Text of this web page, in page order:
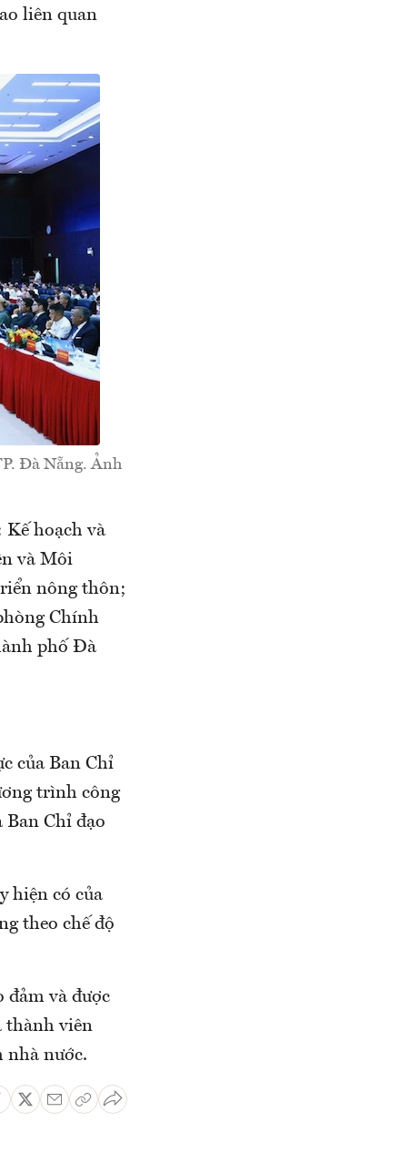
liên quan
Đà Nẵng. Ảnh
Kế hoạch và
và Môi
nông thôn;
Chính
phố Đà
của Ban Chỉ
trình công
Ban Chỉ đạo
hiện có của
theo chế độ
đảm và được
thành viên
nhà nước.